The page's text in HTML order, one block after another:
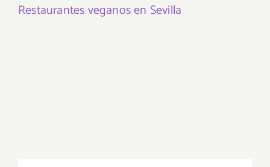
Restaurantes veganos en Sevilla